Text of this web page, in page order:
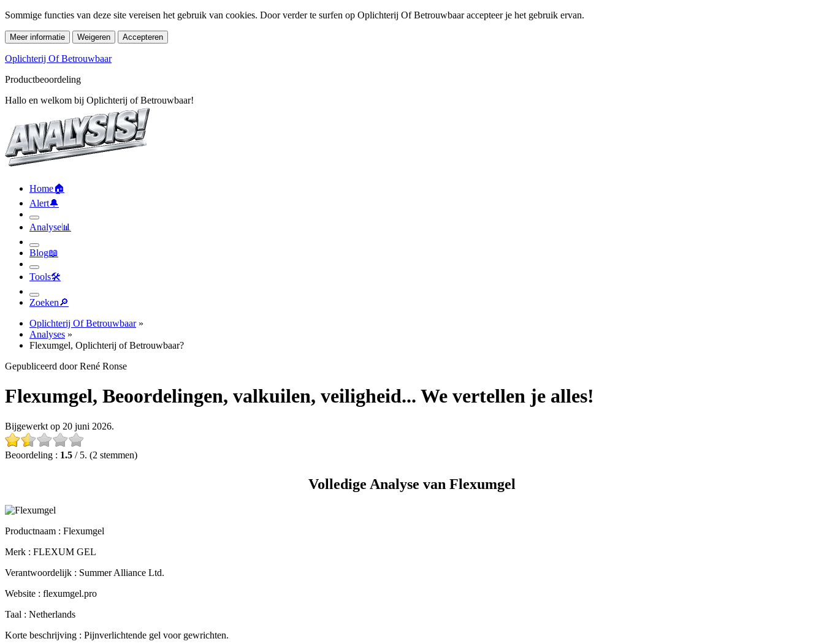
Sommige functies van deze site vereisen het gebruik van cookies. Door verder te surfen op Oplichterij Of Betrouwbaar accepteer je het gebruik ervan.
Meer informatie Weigeren Accepteren
Oplichterij Of Betrouwbaar
Productbeoordeling
Hallo en welkom bij Oplichterij of Betrouwbaar!
Home🏠︎
Alert🔔︎
Analyse📊︎
Blog📖︎
Tools🛠︎
Zoeken🔎︎
Oplichterij Of Betrouwbaar»
Analyses »
Flexumgel, Oplichterij of Betrouwbaar?
Gepubliceerd door René Ronse
Flexumgel, Beoordelingen, valkuilen, veiligheid... We vertellen je alles!
Bijgewerkt op 20 juni 2026.
Beoordeling : 1.5 / 5. (2 stemmen)
Volledige Analyse van Flexumgel
Productnaam : Flexumgel
Merk : FLEXUM GEL
Verantwoordelijk : Summer Alliance Ltd.
Website : flexumgel.pro
Taal : Netherlands
Korte beschrijving : Pijnverlichtende gel voor gewrichten.